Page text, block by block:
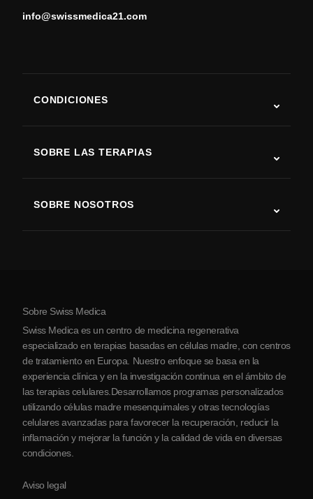
info@swissmedica21.com
CONDICIONES
Enfermedad de Parkinson
Artritis
SOBRE LAS TERAPIAS
SOBRE NOSOTROS
Sobre Serbia
Colaboraciones
Sobre Swiss Medica
Swiss Medica es un centro de medicina regenerativa
especializado en terapias basadas en células madre, con centros
de tratamiento en Europa. Nuestro enfoque se basa en la
experiencia clínica y en la investigación continua en el ámbito de
las terapias celulares.Desarrollamos programas personalizados
utilizando células madre mesenquimales y otras tecnologías
celulares avanzadas para favorecer la recuperación, reducir la
inflamación y mejorar la función y la calidad de vida en diversas
condiciones.
Aviso legal